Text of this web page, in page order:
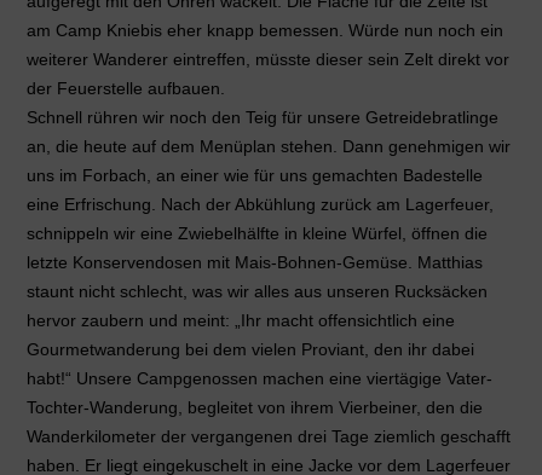
am Camp Kniebis eher knapp bemessen. Würde nun noch ein
weiterer Wanderer eintreffen, müsste dieser sein Zelt direkt vor
der Feuerstelle aufbauen.
Schnell rühren wir noch den Teig für unsere Getreidebratlinge
an, die heute auf dem Menüplan stehen. Dann genehmigen wir
uns im Forbach, an einer wie für uns gemachten Badestelle
eine Erfrischung. Nach der Abkühlung zurück am Lagerfeuer,
schnippeln wir eine Zwiebelhälfte in kleine Würfel, öffnen die
letzte Konservendosen mit Mais-Bohnen-Gemüse. Matthias
staunt nicht schlecht, was wir alles aus unseren Rucksäcken
hervor zaubern und meint: „Ihr macht offensichtlich eine
Gourmetwanderung bei dem vielen Proviant, den ihr dabei
habt!“ Unsere Campgenossen machen eine viertägige Vater-
Tochter-Wanderung, begleitet von ihrem Vierbeiner, den die
Wanderkilometer der vergangenen drei Tage ziemlich geschafft
haben. Er liegt eingekuschelt in eine Jacke vor dem Lagerfeuer